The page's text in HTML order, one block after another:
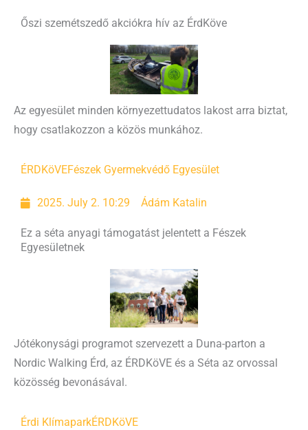
Őszi szemétszedő akciókra hív az ÉrdKöve
Az egyesület minden környezettudatos lakost arra biztat,
hogy csatlakozzon a közös munkához.
ÉRDKöVEFészek Gyermekvédő Egyesület
2025. July 2. 10:29 Ádám Katalin
Ez a séta anyagi támogatást jelentett a Fészek
Egyesületnek
Jótékonysági programot szervezett a Duna-parton a
Nordic Walking Érd, az ÉRDKöVE és a Séta az orvossal
közösség bevonásával.
Érdi KlímaparkÉRDKöVE